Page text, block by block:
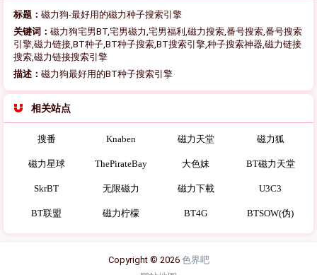
标题： 磁力狗-最好用的磁力种子搜索引擎
关键词： 磁力狗宅男BT,宅男磁力,宅男福利,磁力搜索,番号搜索,番号搜索
引擎,磁力链接,BT种子,BT种子搜索,BT搜索引擎,种子搜索神器,磁力链接
搜索,磁力链接搜索引擎
描述： 磁力狗最好用的BT种子搜索引擎
相关站点
搜番 Knaben 磁力天堂 磁力狐
磁力星球 ThePirateBay 大色妹 BT磁力天堂
SkrBT 无限磁力 磁力下載 U3C3
BT联盟 磁力柠檬 BT4G BTSOW(伪)
Copyright © 2026 色界吧